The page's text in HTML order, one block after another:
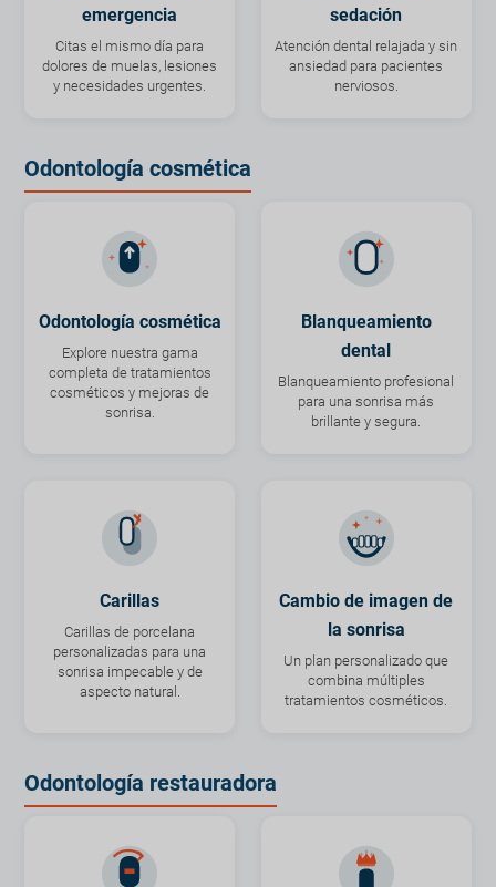
emergencia
Citas el mismo día para
dolores de muelas, lesiones
y necesidades urgentes.
sedación
Atención dental relajada y sin
ansiedad para pacientes
nerviosos.
Odontología cosmética
Odontología cosmética
Explore nuestra gama
completa de tratamientos
cosméticos y mejoras de
sonrisa.
Blanqueamiento
dental
Blanqueamiento profesional
para una sonrisa más
brillante y segura.
Carillas
Carillas de porcelana
personalizadas para una
sonrisa impecable y de
aspecto natural.
Cambio de imagen de
la sonrisa
Un plan personalizado que
combina múltiples
tratamientos cosméticos.
Odontología restauradora